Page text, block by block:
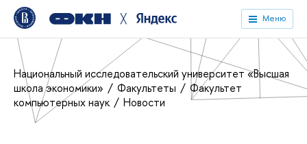
╳ Меню
Национальный исследовательский университет «Высшая
школа экономики»
Факультеты
Факультет
компьютерных наук
Новости